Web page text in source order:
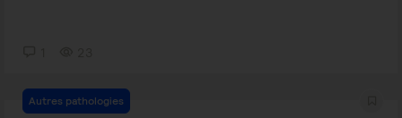
Autres pathologies